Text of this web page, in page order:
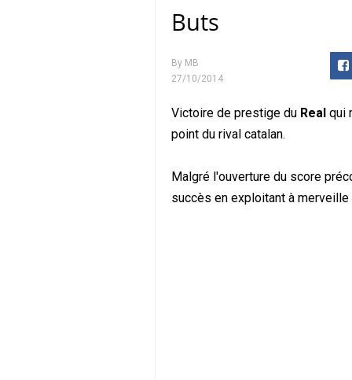
Buts
By MB
27/10/2014
Victoire de prestige du Real qui
point du rival catalan.
Malgré l'ouverture du score
succès en exploitant à